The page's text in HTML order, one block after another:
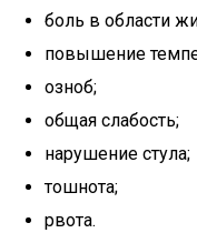
боль в области
повышение
озноб;
общая слабость;
нарушение стула;
тошнота;
рвота.